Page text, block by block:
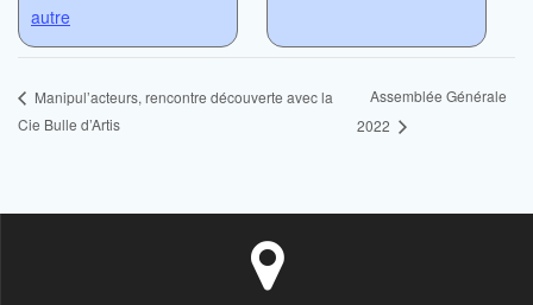
autre
Manipul’acteurs, rencontre découverte avec la
Cie Bulle d’Artis
Assemblée Générale
2022